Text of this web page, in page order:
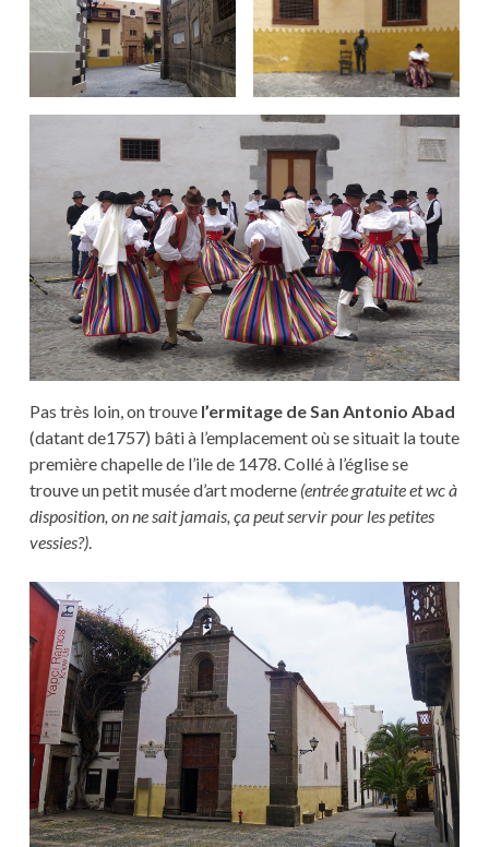
Pas très loin, on trouvel’ermitage de San Antonio Abad
(datant de1757) bâti à l’emplacement où se situait la toute
première chapelle de l’ile de 1478. Collé à l’église se
trouve un petit musée d’art moderne (entrée gratuite et wc à
disposition, on ne sait jamais, ça peut servir pour les petites
vessies?).